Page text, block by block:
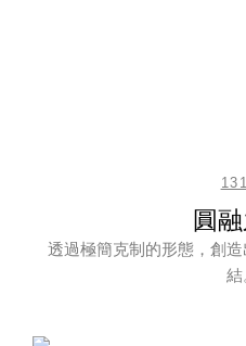
圓
透過極簡克制的形態，創
結